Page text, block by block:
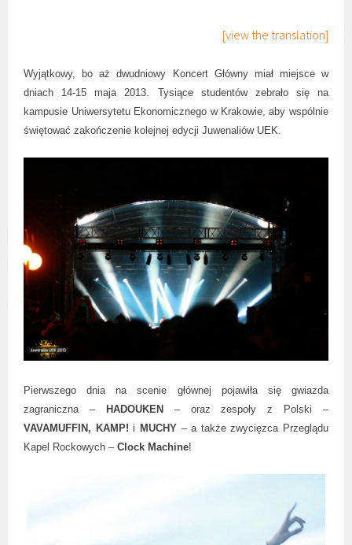
[view the translation]
Wyjątkowy, bo aż dwudniowy Koncert Główny miał miejsce w
dniach 14-15 maja 2013. Tysiące studentów zebrało się na
kampusie Uniwersytetu Ekonomicznego w Krakowie, aby wspólnie
świętować zakończenie kolejnej edycji Juwenaliów UEK.
Pierwszego dnia na scenie głównej pojawiła się gwiazda
zagraniczna –
HADOUKEN
– oraz zespoły z Polski –
VAVAMUFFIN, KAMP! i MUCHY– a także zwycięzca Przeglądu
Kapel Rockowych –Clock Machine!